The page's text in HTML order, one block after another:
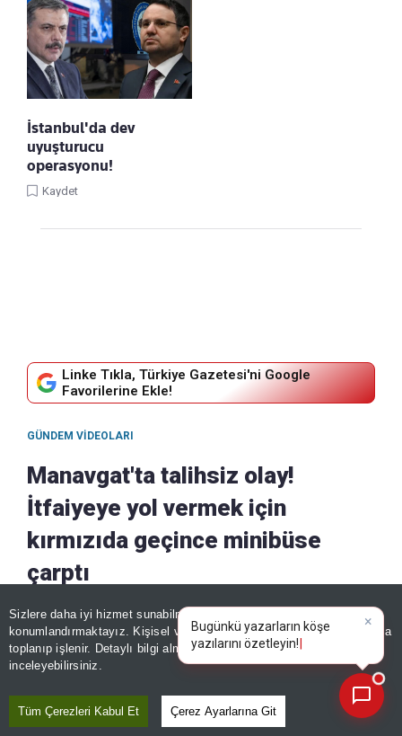
Sizlere daha iyi hizmet sunabilmek adına sitemizde
konumlandırmaktayız. Kişisel verileriniz, KVKK ve GDPR kapsamında
toplanıp işlenir. Detaylı bilgi almak içinAydınlatma Metnimizi
inceleyebilirsiniz.
Tüm Çerezleri Kabul Et Çerez Ayarlarına Git
İstanbul'da dev
uyuşturucu
operasyonu!
Kaydet
Linke Tıkla, Türkiye Gazetesi'ni Google
Favorilerine Ekle!
GÜNDEM VIDEOLARI
Manavgat'ta talihsiz olay!
İtfaiyeye yol vermek için
kırmızıda geçince minibüse
çarptı
07 Ağustos, 2026 - 13:23 | 07 Ağustos, 2026 - 13:23
Paylaş
×
Bugünkü yazarların köşe
yazılarını özetley|